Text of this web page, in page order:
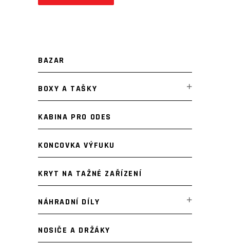
BAZAR
BOXY A TAŠKY
KABINA PRO ODES
KONCOVKA VÝFUKU
KRYT NA TAŽNÉ ZAŘÍZENÍ
NÁHRADNÍ DÍLY
NOSIČE A DRŽÁKY